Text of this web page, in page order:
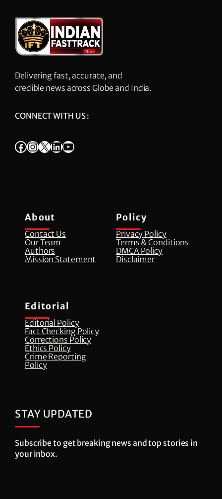
Delivering fast, accurate, and
credible news across Globe and India.
CONNECT WITH US :
Facebook InstagramX LinkedIn YouTube
About
Contact Us
Our Team
Authors
Mission Statement
Policy
Privacy Policy
Terms & Conditions
DMCA Policy
Disclaimer
Editorial
Editorial Policy
Fact Checking Policy
Corrections Policy
⁠Ethics Policy
Crime Reporting
Policy
STAY UPDATED
Subscribe to get breaking news and top stories in
your inbox.